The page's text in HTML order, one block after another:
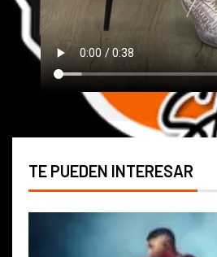
TE PUEDEN INTERESAR